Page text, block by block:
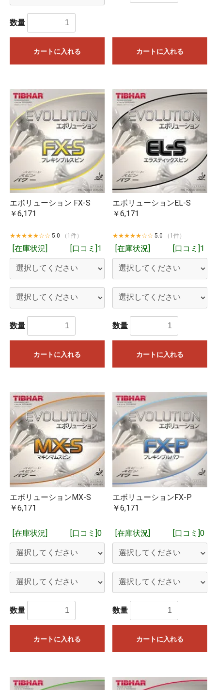
数量
カートに入れる カートに入れる
エボリューション FX-S
￥6,171
★★★★★☆☆ 5.0 （1件）
[在庫状況] [口コミ]1
数量
カートに入れる
エボリューションEL-S
￥6,171
★★★★★☆☆ 5.0 （1件）
[在庫状況] [口コミ]1
数量
カートに入れる
エボリューションMX-S
￥6,171
[在庫状況] [口コミ]0
数量
カートに入れる
エボリューションFX-P
￥6,171
[在庫状況] [口コミ]0
数量
カートに入れる
お買い物を続ける カートへ進む
「取り寄せ商品（予約注文）」となっているものは3～4営業
日ほどで入荷いたします。問屋に在庫がある場合は1営業日で
入荷するものもございます。
「在庫有り」となっているものは基本的に即日発送となりま
す。複数個ご購入の場合は在庫がない分が取り寄せとなり、
すべての商品が揃った時点でのご発送となります。実店舗や
いる場合でも在庫切れしていることもございますことをご了
承ください。
※15時までに当社にメーカーから入荷した商品や当社に在庫が
ある商品をご注文いただいた場合は、15時現在当社に在庫が
あれば、基本的に即日ご発送を予定しております。